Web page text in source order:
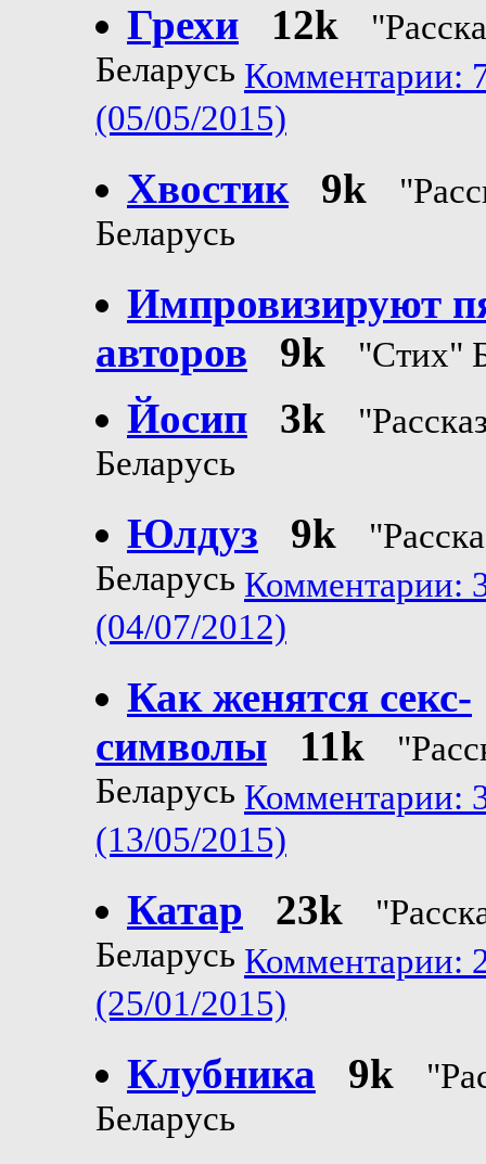
Грехи
12k
Беларусь Комментарии:
(05/05/2015)
Хвостик
9k
Беларусь
Импровизируют
авторов
9k "Стих"
Йосип 3k
Беларусь
Юлдуз
9k
Беларусь Комментарии:
(04/07/2012)
Как женятся секс-
символы
11k
Беларусь Комментарии:
(13/05/2015)
Катар
23k
Беларусь Комментарии:
(25/01/2015)
Клубника
9k
Беларусь